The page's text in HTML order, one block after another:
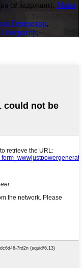
се задржани. Мапа
Генератор,
Генератор,